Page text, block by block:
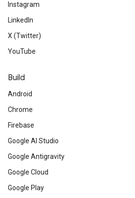
Instagram
LinkedIn
X (Twitter)
YouTube
Build
Android
Chrome
Firebase
Google AI Studio
Google Antigravity
Google Cloud
Google Play